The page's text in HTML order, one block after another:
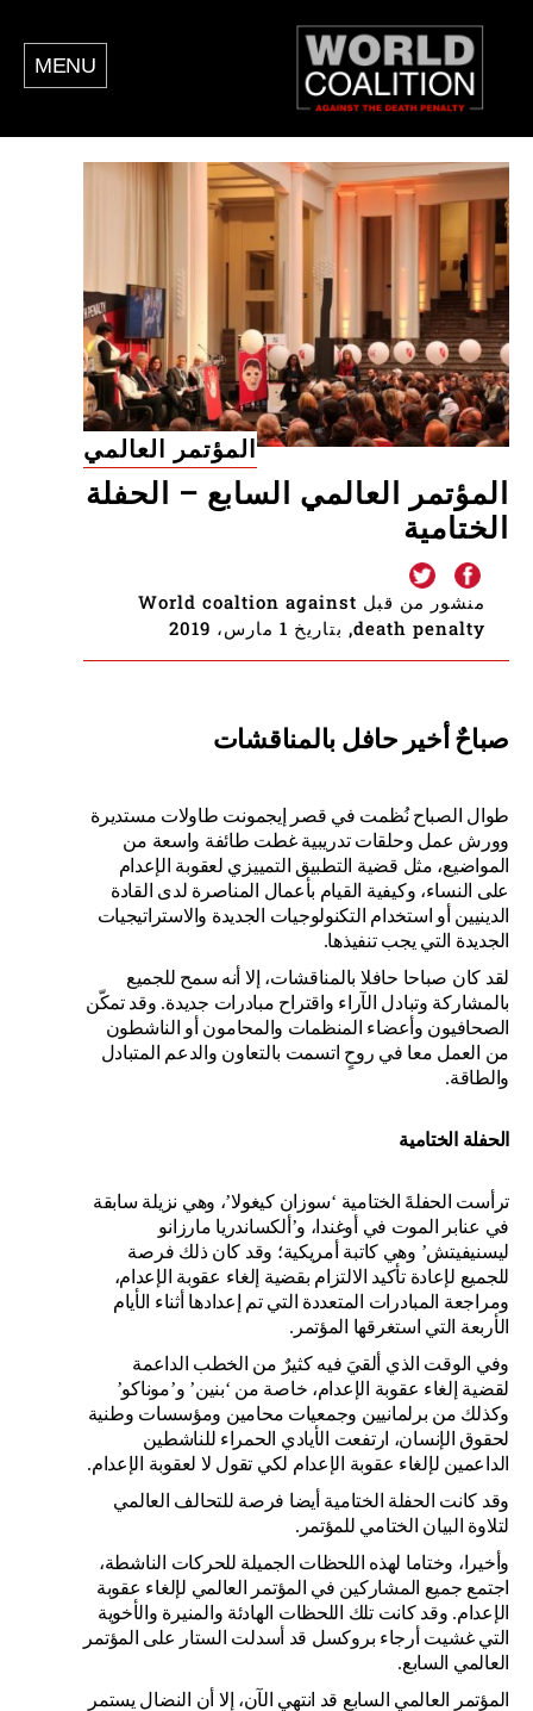
MENU
المؤتمر العالمي السابع – الحفلة
الختامية
المؤتمر العالمي
منشور من قبل World coaltion against
death penalty, بتاريخ 1 مارس، 2019
صباحٌ أخير حافل بالمناقشات
طوال الصباح نُظمت في قصر إيجمونت طاولات مستديرة
وورش عمل وحلقات تدريبية غطت طائفة واسعة من
المواضيع، مثل قضية التطبيق التمييزي لعقوبة الإعدام
على النساء، وكيفية القيام بأعمال المناصرة لدى القادة
الدينيين أو استخدام التكنولوجيات الجديدة والاستراتيجيات
الجديدة التي يجب تنفيذها.
لقد كان صباحا حافلا بالمناقشات، إلا أنه سمح للجميع
بالمشاركة وتبادل الآراء واقتراح مبادرات جديدة. وقد تمكّن
الصحافيون وأعضاء المنظمات والمحامون أو الناشطون
من العمل معا في روحٍ اتسمت بالتعاون والدعم المتبادل
والطاقة.
الحفلة الختامية
ترأست الحفلةَ الختامية ‘سوزان كيغولا’، وهي نزيلة سابقة
في عنابر الموت في أوغندا، و’ألكساندريا مارزانو
ليسنيفيتش’ وهي كاتبة أمريكية؛ وقد كان ذلك فرصة
للجميع لإعادة تأكيد الالتزام بقضية إلغاء عقوبة الإعدام،
ومراجعة المبادرات المتعددة التي تم إعدادها أثناء الأيام
الأربعة التي استغرقها المؤتمر.
وفي الوقت الذي ألقيَ فيه كثيرٌ من الخطب الداعمة
لقضية إلغاء عقوبة الإعدام، خاصة من ‘بنين’ و’موناكو’
وكذلك من برلمانيين وجمعيات محامين ومؤسسات وطنية
لحقوق الإنسان، ارتفعت الأيادي الحمراء للناشطين
الداعمين لإلغاء عقوبة الإعدام لكي تقول لا لعقوبة الإعدام.
وقد كانت الحفلة الختامية أيضا فرصة للتحالف العالمي
لتلاوة البيان الختامي للمؤتمر.
وأخيرا، وختاما لهذه اللحظات الجميلة للحركات الناشطة،
اجتمع جميع المشاركين في المؤتمر العالمي لإلغاء عقوبة
الإعدام. وقد كانت تلك اللحظات الهادئة والمنيرة والأخوية
التي غشيت أرجاء بروكسل قد أسدلت الستار على المؤتمر
العالمي السابع.
المؤتمر العالمي السابع قد انتهي الآن، إلا أن النضال يستمر